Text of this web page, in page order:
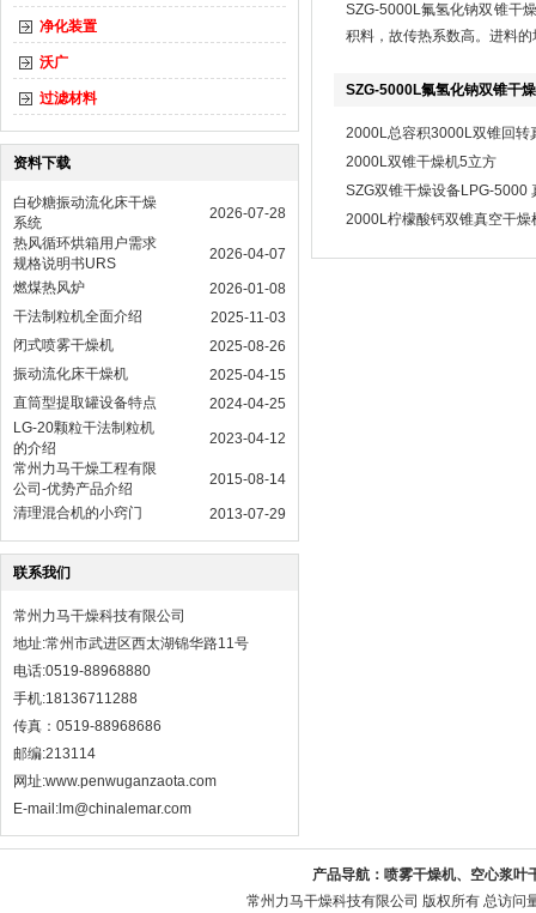
净化装置
沃广
过滤材料
资料下载
白砂糖振动流化床干燥
系统
2026-07-28
热风循环烘箱用户需求
规格说明书URS
2026-04-07
燃煤热风炉
2026-01-08
干法制粒机全面介绍
2025-11-03
闭式喷雾干燥机
2025-08-26
振动流化床干燥机
2025-04-15
直筒型提取罐设备特点
2024-04-25
LG-20颗粒干法制粒机
的介绍
2023-04-12
常州力马干燥工程有限
公司-优势产品介绍
2015-08-14
清理混合机的小窍门
2013-07-29
联系我们
常州力马干燥科技有限公司
地址:常州市武进区西太湖锦华路11号
电话:0519-88968880
手机:18136711288
传真：0519-88968686
邮编:213114
网址:www.penwuganzaota.com
E-mail:lm@chinalemar.com
SZG-5000L氟氢化钠双锥干
积料，故传热系数高。进料
SZG-5000L氟氢化钠双锥干
2000L总容积3000L双锥回转
2000L双锥干燥机5立方
SZG双锥干燥设备LPG-5000
2000L柠檬酸钙双锥真空干燥
产品导航： 喷雾干燥机、空心浆叶
常州力马干燥科技有限公司 版权所有 总访问